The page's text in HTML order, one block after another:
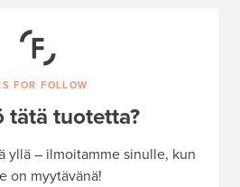
FOR FOLLOW
tätä tuotetta?
yllä – ilmoitamme sinulle, kun
on myytävänä!